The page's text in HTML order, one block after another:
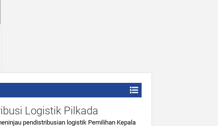
Logistik Pilkada
pendistribusian logistik Pemilihan Kepala